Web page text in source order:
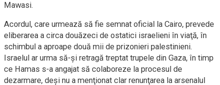
Mawasi.
Acordul, care urmează să fie semnat oficial la Cairo, prevede
eliberarea a circa douăzeci de ostatici israelieni în viaţă, în
schimbul a aproape două mii de prizonieri palestinieni.
Israelul ar urma să-şi retragă treptat trupele din Gaza, în timp
ce Hamas s-a angajat să colaboreze la procesul de
dezarmare, deşi nu a menţionat clar renunţarea la arsenalul